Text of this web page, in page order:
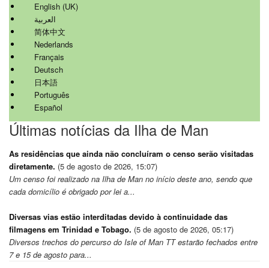
English (UK)
العربية
简体中文
Nederlands
Français
Deutsch
日本語
Português
Español
Últimas notícias da Ilha de Man
As residências que ainda não concluíram o censo serão visitadas
diretamente. (5 de agosto de 2026, 15:07)
Um censo foi realizado na Ilha de Man no início deste ano, sendo que
cada domicílio é obrigado por lei a...
Diversas vias estão interditadas devido à continuidade das
filmagens em Trinidad e Tobago. (5 de agosto de 2026, 05:17)
Diversos trechos do percurso do Isle of Man TT estarão fechados entre
7 e 15 de agosto para...